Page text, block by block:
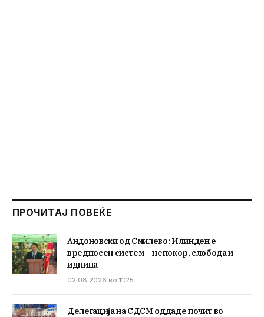
ПРОЧИТАЈ ПОВЕЌЕ
Андоновски од Смилево: Илинден е
вредносен систем – непокор, слобода и
иднина
02.08.2026 во 11:25
Делегација на СДСМ оддаде почит во